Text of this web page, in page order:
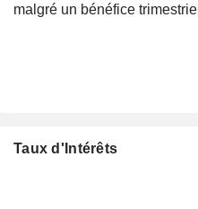
malgré un bénéfice
Taux d'Intérêts